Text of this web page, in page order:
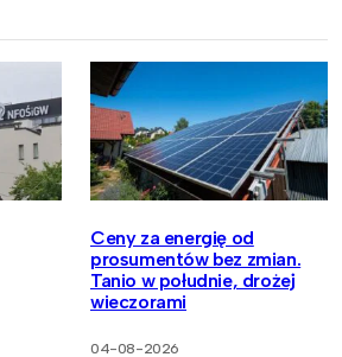
Ceny za energię od
prosumentów bez zmian.
Tanio w południe, drożej
wieczorami
04-08-2026